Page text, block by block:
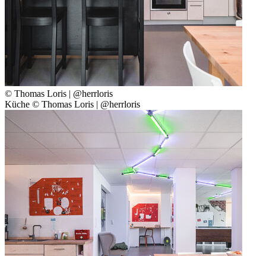
© Thomas Loris | @herrloris
Küche © Thomas Loris | @herrloris